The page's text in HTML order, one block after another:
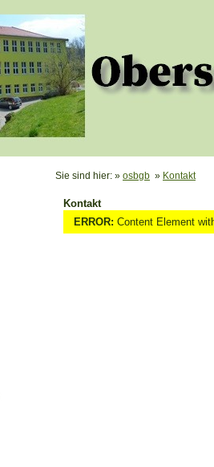
Sie sind hier: » osbgb » Kontakt
Kontakt
ERROR: Content Element